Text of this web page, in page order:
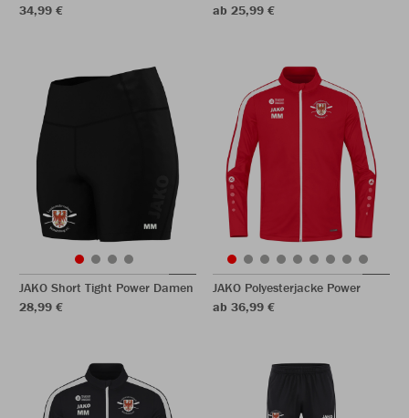
34,99 €
ab 25,99 €
JAKO Short Tight Power Damen
28,99 €
JAKO Polyesterjacke Power
ab 36,99 €